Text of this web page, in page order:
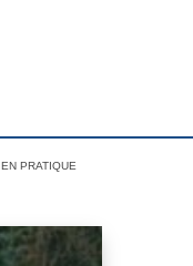
EN PRATIQUE